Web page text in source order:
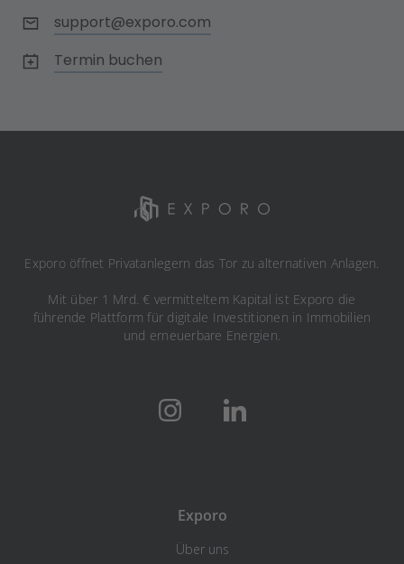
support@exporo.com
Termin buchen
Exporo öffnet Privatanlegern das Tor zu alternativen Anlagen.
Mit über 1 Mrd. € vermitteltem Kapital ist Exporo die
führende Plattform für digitale Investitionen in Immobilien
und erneuerbare Energien.
Exporo
Über uns